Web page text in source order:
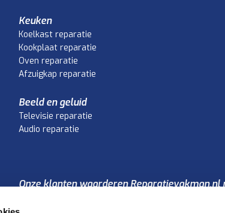
Keuken
Koelkast reparatie
Kookplaat reparatie
Oven reparatie
Afzuigkap reparatie
Beeld en geluid
Televisie reparatie
Audio reparatie
Onze klanten waarderen Reparatievakman.nl